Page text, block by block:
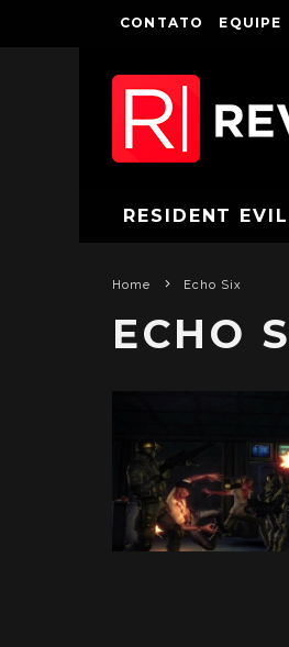
CONTATO EQUIPE
RESIDENT EVIL
Home Echo Six
ECHO